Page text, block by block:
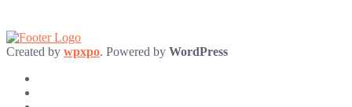
Created by wpxpo. Powered by WordPress